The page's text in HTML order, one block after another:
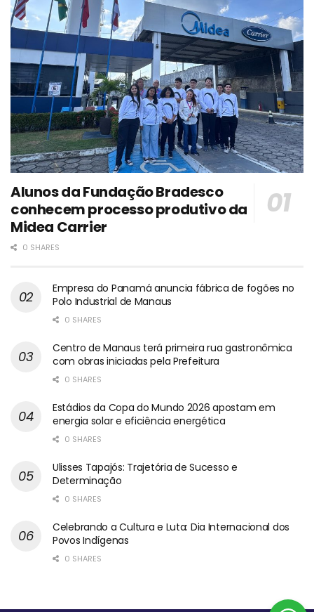
Alunos da Fundação Bradesco
conhecem processo produtivo da
Midea Carrier
0 SHARES
Empresa do Panamá anuncia fábrica de fogões no
Polo Industrial de Manaus
0 SHARES
Centro de Manaus terá primeira rua gastronômica
com obras iniciadas pela Prefeitura
0 SHARES
Estádios da Copa do Mundo 2026 apostam em
energia solar e eficiência energética
0 SHARES
Ulisses Tapajós: Trajetória de Sucesso e
Determinação
0 SHARES
Celebrando a Cultura e Luta: Dia Internacional dos
Povos Indígenas
0 SHARES